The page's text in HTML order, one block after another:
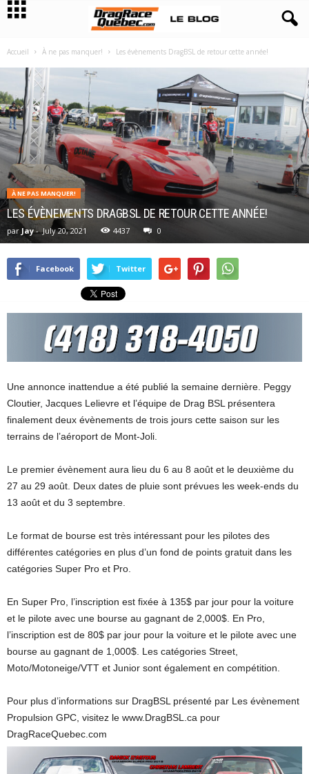
Accueil À ne pas manquer! Les évènements DragBSL de retour cette année!
À NE PAS MANQUER!
LES ÉVÈNEMENTS DRAGBSL DE RETOUR CETTE ANNÉE!
par Jay- July 20, 2021 4437 0
Facebook Twitter
Une annonce inattendue a été publié la semaine dernière. Peggy
Cloutier, Jacques Lelievre et l’équipe de Drag BSL présentera
finalement deux évènements de trois jours cette saison sur les
terrains de l’aéroport de Mont-Joli.
Le premier évènement aura lieu du 6 au 8 août et le deuxième du
27 au 29 août. Deux dates de pluie sont prévues les week-ends du
13 août et du 3 septembre.
Le format de bourse est très intéressant pour les pilotes des
différentes catégories en plus d’un fond de points gratuit dans les
catégories Super Pro et Pro.
En Super Pro, l’inscription est fixée à 135$ par jour pour la voiture
et le pilote avec une bourse au gagnant de 2,000$. En Pro,
l’inscription est de 80$ par jour pour la voiture et le pilote avec une
bourse au gagnant de 1,000$. Les catégories Street,
Moto/Motoneige/VTT et Junior sont également en compétition.
Pour plus d’informations sur DragBSL présenté par Les évènement
Propulsion GPC, visitez le www.DragBSL.ca pour
DragRaceQuebec.com